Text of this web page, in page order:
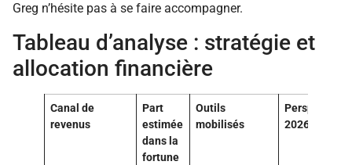
Greg n’hésite pas à se faire accompagner.
Tableau d’analyse : stratégie et
allocation financière
Canal de
revenus
Part
estimée
dans la
fortune
Outils
mobilisés
Perspectives
2026